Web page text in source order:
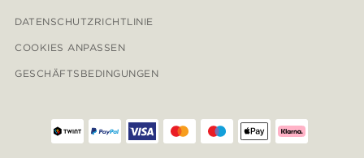
DATENSCHUTZRICHTLINIE
COOKIES ANPASSEN
GESCHÄFTSBEDINGUNGEN